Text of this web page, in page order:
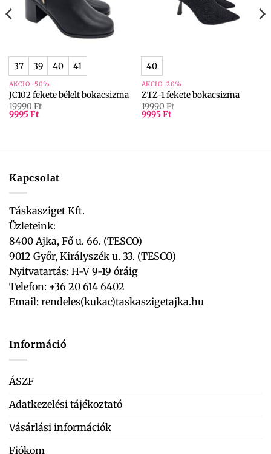
37 39 40 41
AKCIÓ -50%
JC102 fekete bélelt bokacsizma
19990Ft
9995Ft
40
AKCIÓ -20%
ZTZ-1 fekete bokacsizma
19990Ft
9995Ft
Kapcsolat
Táskasziget Kft.
Üzleteink:
8400 Ajka, Fő u. 66. (TESCO)
9012 Győr, Királyszék u. 33. (TESCO)
Nyitvatartás: H-V 9-19 óráig
Telefon: +36 20 614 6402
Email: rendeles(kukac)taskaszigetajka.hu
Információ
ÁSZF
Adatkezelési tájékoztató
Vásárlási információk
Fiókom